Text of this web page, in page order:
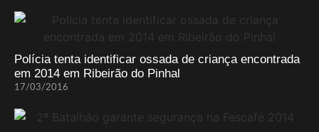
Polícia tenta identificar ossada de criança encontrada
em 2014 em Ribeirão do Pinhal
17/03/2016